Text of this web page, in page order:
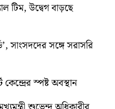
টিম, উদ্বেগ বাড়ছে
সাংসদদের সঙ্গে সরাসরি
স্পষ্ট অবস্থান